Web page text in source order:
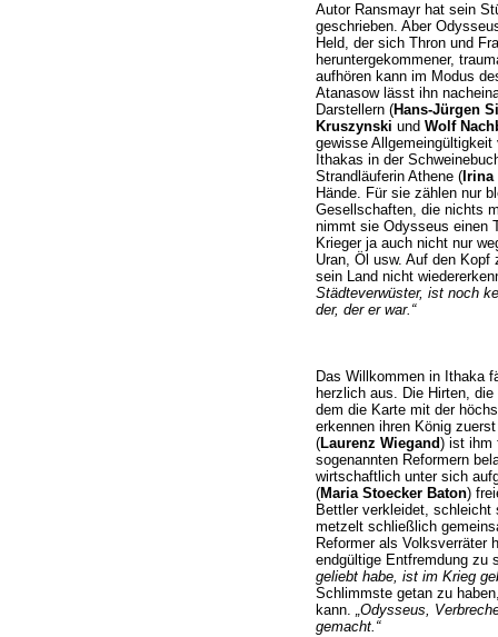
Autor Ransmayr hat sein
geschrieben. Aber
Held, der sich Thron und
heruntergekommener,
aufhören kann im Modus
Atanasow lässt ihn
Darstellern (Hans-Jürgen
Kruszynski und Wolf
gewisse
Ithakas in der
Strandläuferin Athene (Irina
Hände. Für sie zählen nur
Gesellschaften, die nichts
nimmt sie Odysseus einen
Krieger ja auch nicht nur
Uran, Öl usw. Auf den Kopf
sein Land nicht
Städteverwüster, ist noch
der, der er war.“
Das Willkommen in Ithaka
herzlich aus. Die Hirten,
dem die Karte mit der
erkennen ihren König
(Laurenz Wiegand) ist ihm
sogenannten Reformern
wirtschaftlich unter sich
(Maria Stoecker Baton)
Bettler verkleidet,
metzelt schließlich
Reformer als Volksverräter
endgültige Entfremdung zu
geliebt habe, ist im Krieg
Schlimmste getan zu
kann. „Odysseus,
gemacht.“